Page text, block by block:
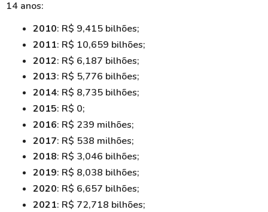
14 anos:
2010: R$ 9,415 bilhões;
2011: R$ 10,659 bilhões;
2012: R$ 6,187 bilhões;
2013: R$ 5,776 bilhões;
2014: R$ 8,735 bilhões;
2015: R$ 0;
2016: R$ 239 milhões;
2017: R$ 538 milhões;
2018: R$ 3,046 bilhões;
2019: R$ 8,038 bilhões;
2020: R$ 6,657 bilhões;
2021: R$ 72,718 bilhões;